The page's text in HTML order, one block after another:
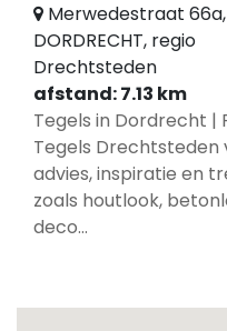
Merwedestraat 66a,
DORDRECHT, regio
Drechtsteden
afstand: 7.13 km
Tegels in Dordrecht |
Tegels Drechtsteden
advies, inspiratie en
zoals houtlook,
deco...